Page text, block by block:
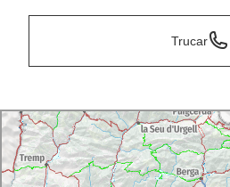
Trucar